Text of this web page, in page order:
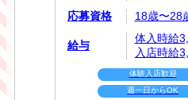
応募資格
18歳〜28
給与
体入時給
入店時給
体験入店歓迎
週一日からOK